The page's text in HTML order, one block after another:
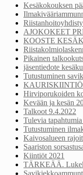
Kesäkokouksen
AJOKOKEET
KOOSTE
Pikainen
jäsentiedote
Tutustuminen
Hirviporukoiden
Kevään ja kesän
Talkoot 9.4.2022
Tulevia
Tutustuminen
Kaivosalueen
Saariston
Kiintiöt 2021
TÄRKEÄÄ.